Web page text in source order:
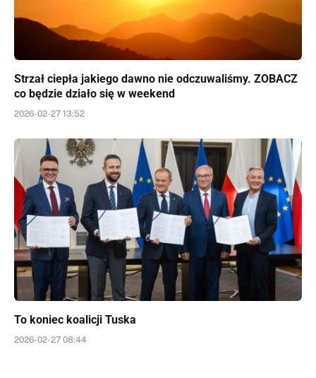
Strzał ciepła jakiego dawno nie odczuwaliśmy. ZOBACZ
co będzie działo się w weekend
2026-02-27 13:52
To koniec koalicji Tuska
2026-02-27 08:44